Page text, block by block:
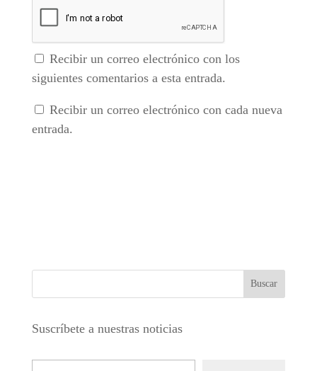
Recibir un correo electrónico con los
siguientes comentarios a esta entrada.
Recibir un correo electrónico con cada nueva
entrada.
Suscríbete a nuestras noticias
Escribe tu correo electrónico…